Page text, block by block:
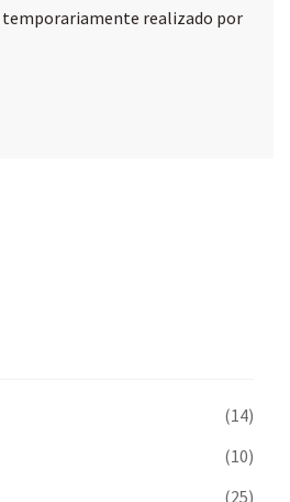
temporariamente realizado por
(14)
(10)
(25)